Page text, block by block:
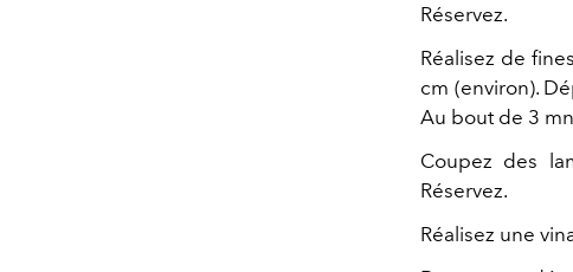
Réservez.
Réalisez de
cm (environ).
Au bout de 3
Coupez des
Réservez.
Réalisez une